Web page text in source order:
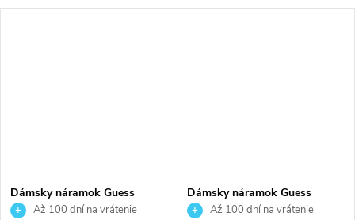
Dámsky náramok Guess
JUBB04557JWRHS
Až 100 dní na vrátenie
Dámsky náramok Guess
JUBB04082JWYGS
Až 100 dní na vrátenie